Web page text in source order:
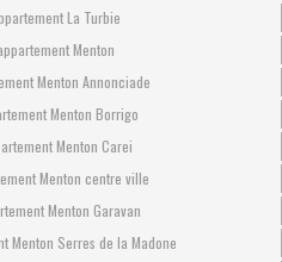
La Turbie
Menton
Menton Annonciade
Menton Borrigo
Menton Carei
Menton centre ville
Menton Garavan
Menton Serres de la Madone